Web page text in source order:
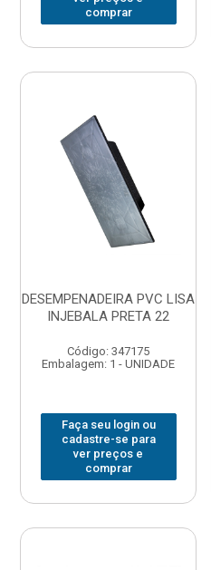
comprar
DESEMPENADEIRA PVC LISA
INJEBALA PRETA 22
Código: 347175
Embalagem: 1 - UNIDADE
Faça seu login ou
cadastre-se para
ver preços e
comprar